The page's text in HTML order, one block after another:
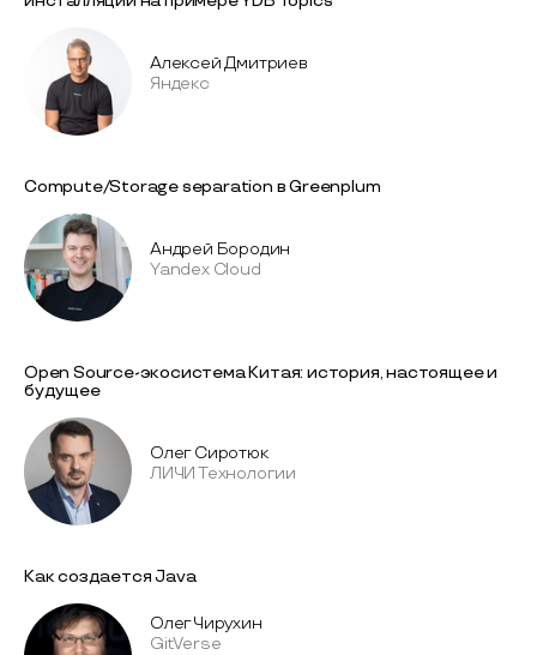
Алексей Дмитриев
Яндекс
Compute/Storage separation в Greenplum
Андрей Бородин
Yandex Cloud
Open Source-экосистема Китая: история, настоящее и
будущее
Олег Сиротюк
ЛИЧИ Технологии
Как создается Java
Олег Чирухин
GitVerse